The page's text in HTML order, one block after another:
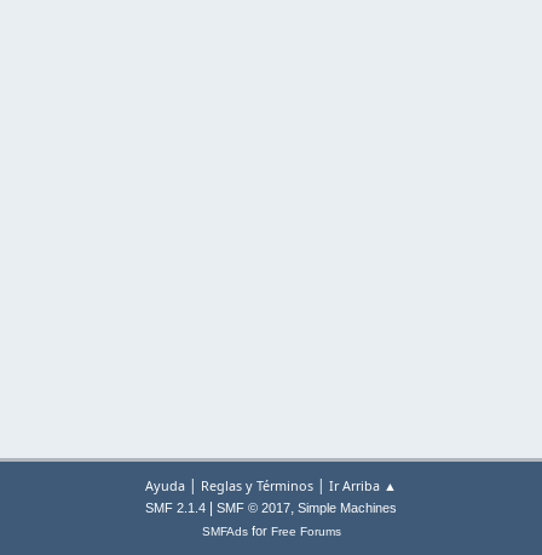
Ayuda | Reglas y Términos | Ir Arriba ▲
SMF 2.1.4 SMF © 2017, Simple Machines
SMFAdsfor Free Forums